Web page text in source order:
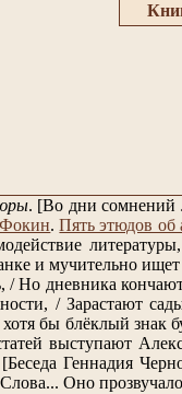
. [Во дни сомнений
.Пять этюдов об
и мучительно
Но дневника
/ Зарастают
бы блёклый
выступают
[Беседа Геннадия
Оно